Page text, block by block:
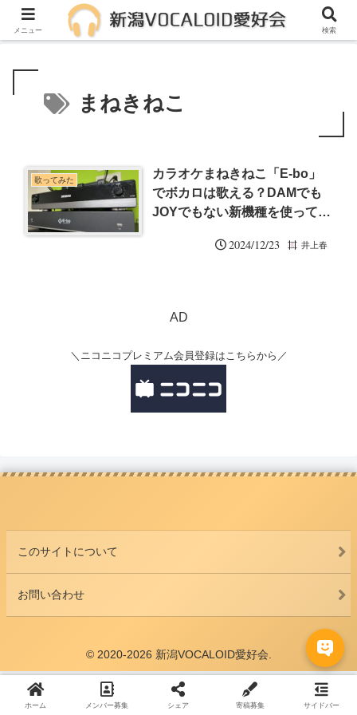
メンバー募集中！一緒に活動しませんか？
まねきねこ
歌ってみた
カラオケまねきねこ「E-bo」
でボカロは歌える？DAMでも
JOYでもない新機種を使ってみ
2024/12/23 井上春
AD
＼ニコニコプレミアム会員登録はこちらから／
このサイトについて
お問い合わせ
© 2020-2026 新潟VOCALOID愛好会.
メニュー 検索
ホーム メンバー募集 シェア 寄稿募集 サイドバー